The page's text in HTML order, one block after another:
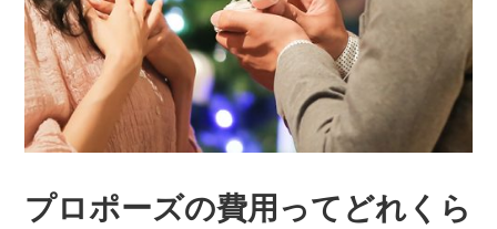
プロポーズの費用ってどれくら